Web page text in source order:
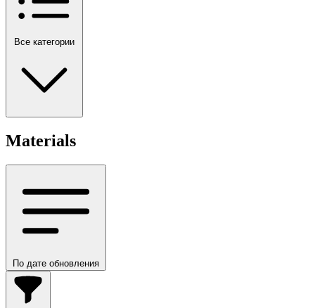
Все категории
Materials
По дате обновления